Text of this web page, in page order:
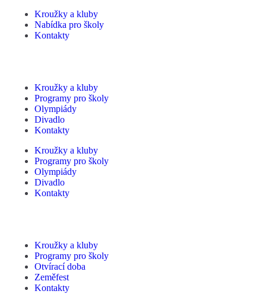
Kroužky a kluby
Nabídka pro školy
Kontakty
Kroužky a kluby
Programy pro školy
Olympiády
Divadlo
Kontakty
Kroužky a kluby
Programy pro školy
Olympiády
Divadlo
Kontakty
Kroužky a kluby
Programy pro školy
Otvírací doba
Zeměfest
Kontakty